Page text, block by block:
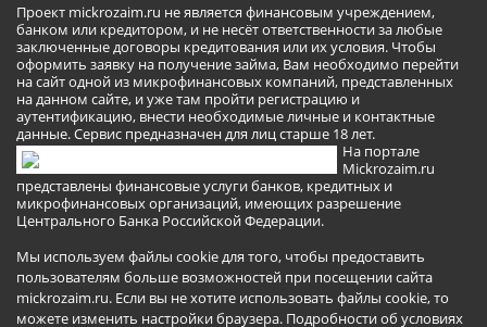
Проект mickrozaim.ru не является финансовым учреждением,
банком или кредитором, и не несёт ответственности за любые
заключенные договоры кредитования или их условия. Чтобы
оформить заявку на получение займа, Вам необходимо перейти
на сайт одной из микрофинансовых компаний, представленных
на данном сайте, и уже там пройти регистрацию и
аутентификацию, внести необходимые личные и контактные
данные. Сервис предназначен для лиц старше 18 лет.
На портале
Mickrozaim.ru
представлены финансовые услуги банков, кредитных и
микрофинансовых организаций, имеющих разрешение
Центрального Банка Российской Федерации.
Мы используем файлы cookie для того, чтобы предоставить
пользователям больше возможностей при посещении сайта
mickrozaim.ru. Если вы не хотите использовать файлы cookie, то
можете изменить настройки браузера. Подробности об условиях